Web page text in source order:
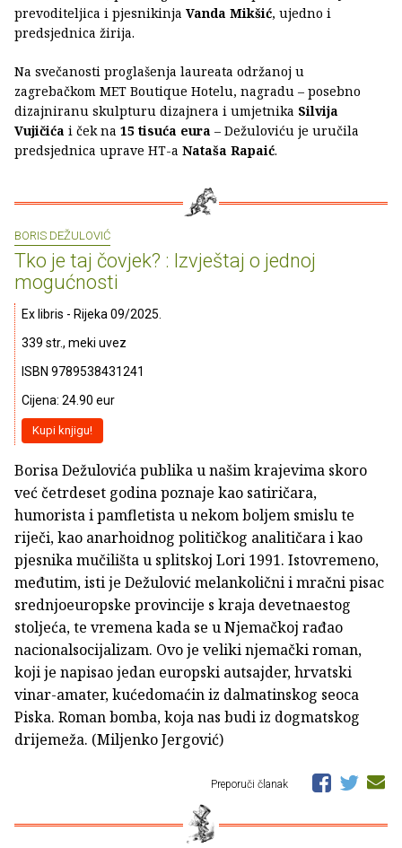
prevoditeljica i pjesnikinja Vanda Mikšić, ujedno i
predsjednica žirija.
Na svečanosti proglašenja laureata održanoj u
zagrebačkom MET Boutique Hotelu, nagradu – posebno
dizajniranu skulpturu dizajnera i umjetnika Silvija
Vujičića i ček na 15 tisuća eura – Dežuloviću je uručila
predsjednica uprave HT-a Nataša Rapaić.
BORIS DEŽULOVIĆ
Tko je taj čovjek? : Izvještaj o jednoj
mogućnosti
Ex libris - Rijeka 09/2025.
339 str., meki uvez
ISBN 9789538431241
Cijena: 24.90 eur
Kupi knjigu!
Borisa Dežulovića publika u našim krajevima skoro
već četrdeset godina poznaje kao satiričara,
humorista i pamfletista u nekom boljem smislu te
riječi, kao anarhoidnog političkog analitičara i kao
pjesnika mučilišta u splitskoj Lori 1991. Istovremeno,
međutim, isti je Dežulović melankolični i mračni pisac
srednjoeuropske provincije s kraja devetnaestog
stoljeća, te vremena kada se u Njemačkoj rađao
nacionalsocijalizam. Ovo je veliki njemački roman,
koji je napisao jedan europski autsajder, hrvatski
vinar-amater, kućedomaćin iz dalmatinskog seoca
Piska. Roman bomba, koja nas budi iz dogmatskog
drijemeža. (Miljenko Jergović)
Preporuči članak